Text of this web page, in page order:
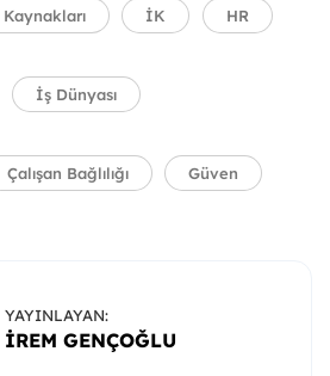
İK HR
İş Dünyası
Çalışan Bağlılığı Güven
YAYINLAYAN:
İREM GENÇOĞLU